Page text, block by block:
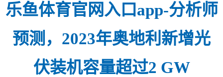
乐鱼体育官网入口app-分析师
预测，2023年奥地利新增光
伏装机容量超过2 GW